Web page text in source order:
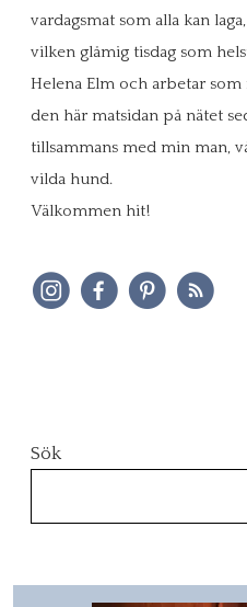
vardagsmat som alla kan
vilken glåmig tisdag som
Helena Elm och arbetar
den här matsidan på nätet
tillsammans med min man,
vilda hund.
Välkommen hit!
Sök